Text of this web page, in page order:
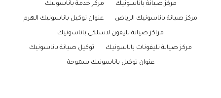
مركز صيانة باناسونيك مركز خدمة باناسونيك
مركز صيانة باناسونيك الرياض عنوان توكيل باناسونيك الهرم
مراكز صيانة تليفون لاسلكى باناسونيك
مركز صيانة تليفونات باناسونيك توكيل صيانة باناسونيك
عنوان توكيل باناسونيك سموحة